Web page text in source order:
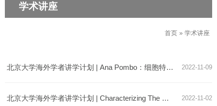
学术讲座
首页 » 学术讲座
2022-11-09
北京大学海外学者讲学计划 | Ana Pombo：细胞特异性三维基因组
2022-11-02
北京大学海外学者讲学计划 | Characterizing The Non-coding Human Genome